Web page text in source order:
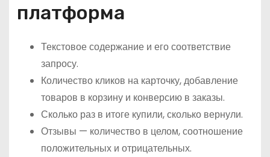
платформа
Текстовое содержание и его соответствие
запросу.
Количество кликов на карточку, добавление
товаров в корзину и конверсию в заказы.
Сколько раз в итоге купили, сколько вернули.
Отзывы — количество в целом, соотношение
положительных и отрицательных.